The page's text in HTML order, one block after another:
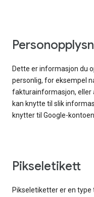
Dette er informasjon du
personlig, for eksempel
fakturainformasjon, eller
kan knytte til slik
knytter til Google-
Pikseletikett
Pikseletiketter er en